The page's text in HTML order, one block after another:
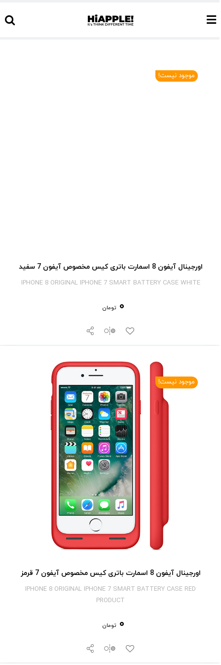
to
موجود نیست!
اورجینال آیفون 8 اسمارت باتری کیس مخصوص آیفون 7 سفید
IPHONE 8 ORIGINAL IPHONE 7 SMART BATTERY CASE WHITE
0 تومان
موجود نیست!
اورجینال آیفون 8 اسمارت باتری کیس مخصوص آیفون 7 قرمز
IPHONE 8 ORIGINAL IPHONE 7 SMART BATTERY CASE RED
PRODUCT
0 تومان